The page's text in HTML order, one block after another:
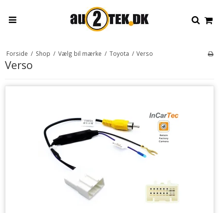
Forside / Shop / Vælg bil mærke / Toyota / Verso
Verso